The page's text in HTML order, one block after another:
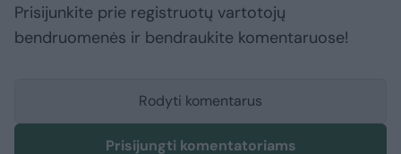
Prisijunkite prie registruotų vartotojų
bendruomenės ir bendraukite komentaruose!
Rodyti komentarus
Prisijungti komentatoriams